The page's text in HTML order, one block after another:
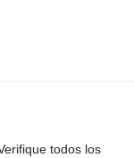
todos los